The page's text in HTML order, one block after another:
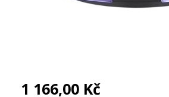
1 166,00 Kč